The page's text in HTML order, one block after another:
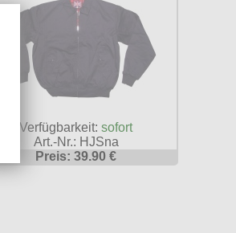
Verfügbarkeit:sofort
Art.-Nr.: HJSna
Preis: 39.90 €